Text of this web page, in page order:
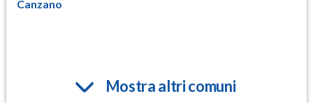
Canzano
Mostra altri comuni